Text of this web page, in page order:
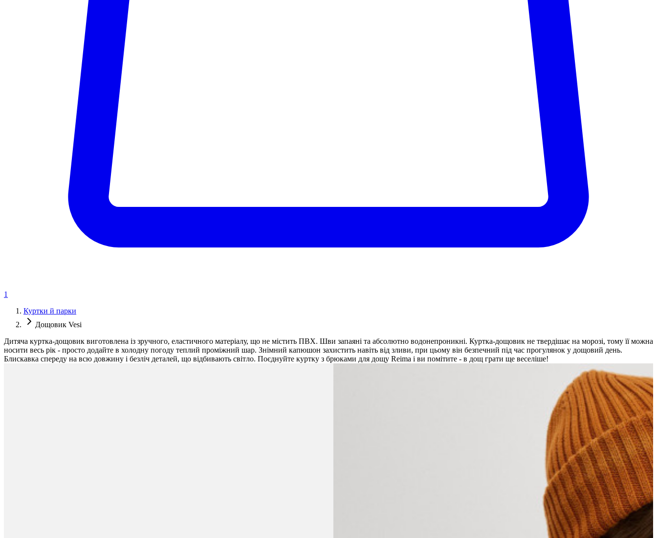
1
Куртки й парки
Дощовик Vesi
Дитяча куртка-дощовик виготовлена із зручного, еластичного матеріалу, що не містить ПВХ. Шви запаяні та абсолютно водонепроникні. Куртка-дощовик не твердішає на морозі, тому її можна
носити весь рік - просто додайте в холодну погоду теплий проміжний шар. Знімний капюшон захистить навіть від зливи, при цьому він безпечний під час прогулянок у дощовий день.
Блискавка спереду на всю довжину і безліч деталей, що відбивають світло. Поєднуйте куртку з брюками для дощу Reima і ви помітите - в дощ грати ще веселіше!